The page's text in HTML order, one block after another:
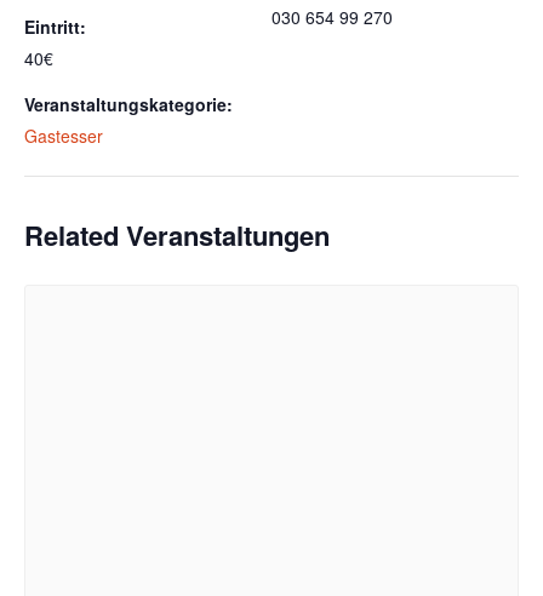
Eintritt:
40€
Veranstaltungskategorie:
Gastesser
030 654 99 270
Related Veranstaltungen